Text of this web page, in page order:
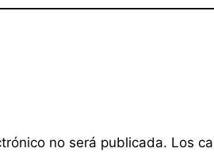
no será publicada. Los